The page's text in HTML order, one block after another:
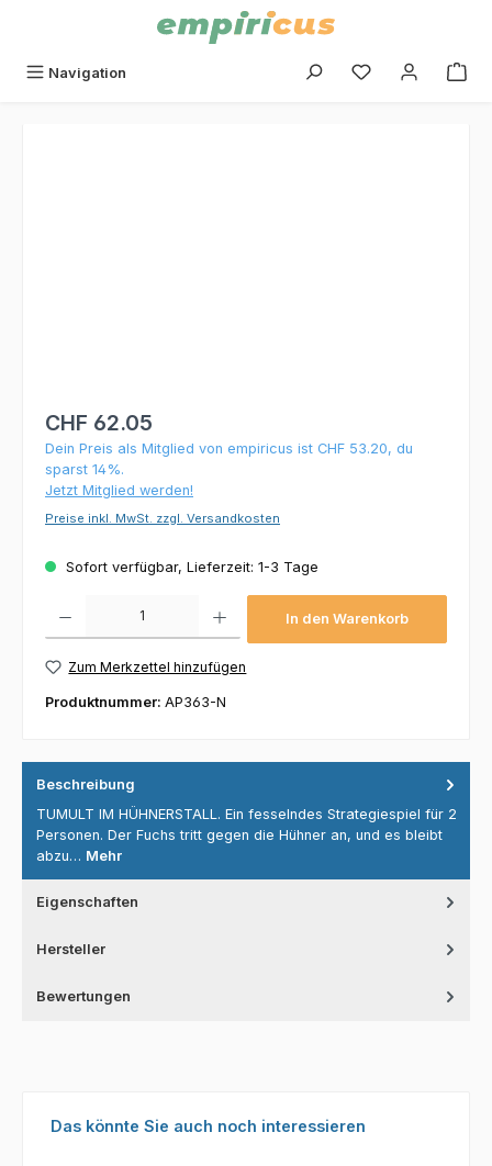
Navigation Du hast 0
CHF 62.05
Dein Preis als Mitglied von empiricus ist CHF 53.20, du
sparst 14%.
Jetzt Mitglied werden!
Preise inkl. MwSt. zzgl. Versandkosten
Sofort verfügbar, Lieferzeit: 1-3 Tage
In den Warenkorb
Zum Merkzettel hinzufügen
Produktnummer: AP363-N
Beschreibung
TUMULT IM HÜHNERSTALL. Ein fesselndes Strategiespiel für 2
Personen. Der Fuchs tritt gegen die Hühner an, und es bleibt
abzu… Mehr
Eigenschaften
Hersteller
Bewertungen
Produktgalerie überspringen
Das könnte Sie auch noch interessieren